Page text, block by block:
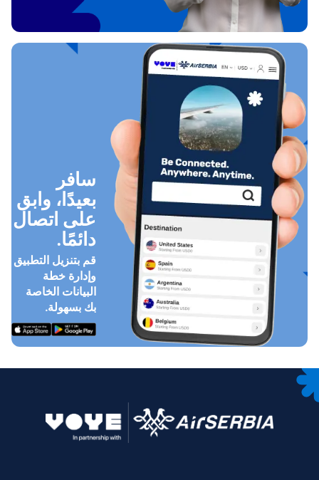
سافر
بعيدًا، وابق
على اتصال
دائمًا.
قم بتنزيل التطبيق
وإدارة خطة
البيانات الخاصة
بك بسهولة.